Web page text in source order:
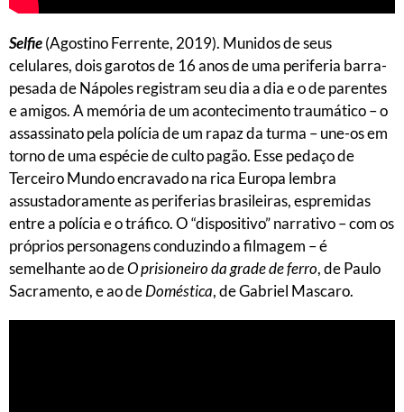
Selfie(Agostino Ferrente, 2019). Munidos de seus
celulares, dois garotos de 16 anos de uma periferia barra-
pesada de Nápoles registram seu dia a dia e o de parentes
e amigos. A memória de um acontecimento traumático – o
assassinato pela polícia de um rapaz da turma – une-os em
torno de uma espécie de culto pagão. Esse pedaço de
Terceiro Mundo encravado na rica Europa lembra
assustadoramente as periferias brasileiras, espremidas
entre a polícia e o tráfico. O “dispositivo” narrativo – com os
próprios personagens conduzindo a filmagem – é
semelhante ao deO prisioneiro da grade de ferro, de Paulo
Sacramento, e ao deDoméstica, de Gabriel Mascaro.